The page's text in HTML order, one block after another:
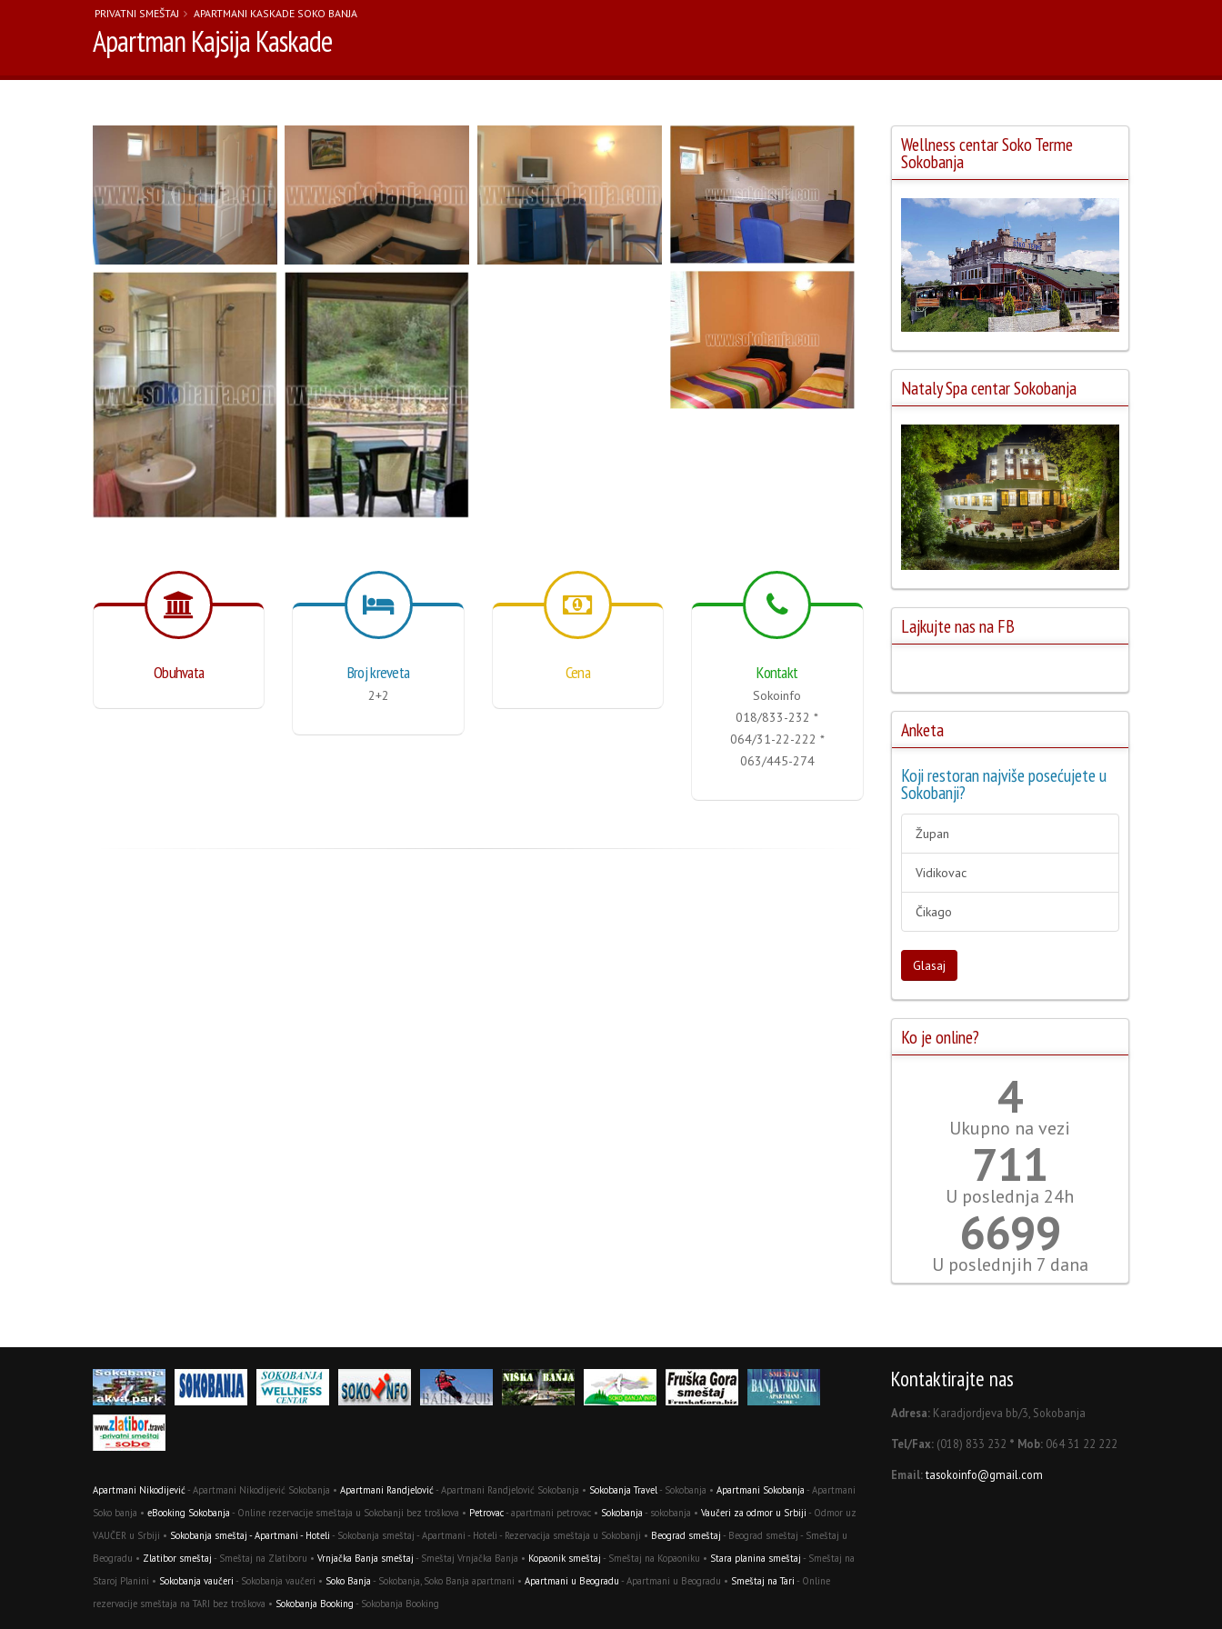
PRIVATNI SMEŠTAJ APARTMANI KASKADE SOKO BANJA
Apartman Kajsija Kaskade
Obuhvata Broj kreveta
2+2
Cena Kontakt
Sokoinfo
018/833-232 *
064/31-22-222 *
063/445-274
Wellness centar Soko Terme
Sokobanja
Nataly Spa centar Sokobanja
Lajkujte nas na FB
Anketa
Koji restoran najviše posećujete u
Sokobanji?
Župan
Vidikovac
Čikago
Glasaj
Ko je online?
5
Ukupno na vezi
790
U poslednja 24h
7443
U poslednjih 7 dana
Apartmani Nikodijević- Apartmani Nikodijević Sokobanja • Apartmani Randjelović- Apartmani Randjelović Sokobanja • Sokobanja Travel- Sokobanja • Apartmani Sokobanja - Apartmani
Soko banja • eBooking Sokobanja - Online rezervacije smeštaja u Sokobanji bez troškova • Petrovac- apartmani petrovac • Sokobanja - sokobanja • Vaučeri za odmor u Srbiji - Odmor uz
VAUČER u Srbiji • Sokobanja smeštaj - Apartmani - Hoteli - Sokobanja smeštaj - Apartmani - Hoteli - Rezervacija smeštaja u Sokobanji • Beograd smeštaj - Beograd smeštaj - Smeštaj u
Beogradu • Zlatibor smeštaj - Smeštaj na Zlatiboru • Vrnjačka Banja smeštaj - Smeštaj Vrnjačka Banja • Kopaonik smeštaj - Smeštaj na Kopaoniku • Stara planina smeštaj - Smeštaj na
Staroj Planini • Sokobanja vaučeri - Sokobanja vaučeri • Soko Banja - Sokobanja, Soko Banja apartmani • Apartmani u Beogradu - Apartmani u Beogradu • Smeštaj na Tari - Online
rezervacije smeštaja na TARI bez troškova • Sokobanja Booking - Sokobanja Booking
Kontaktirajte nas
Adresa:Karadjordjeva bb/3, Sokobanja
Tel/Fax:(018) 833 232 * Mob:064 31 22 222
Email: tasokoinfo@gmail.com